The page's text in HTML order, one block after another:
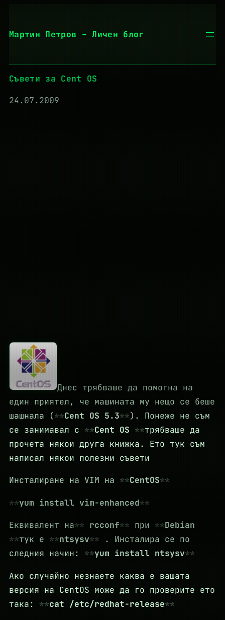
Мартин Петров – Личен блог
Съвети за Cent OS
24.07.2009
Днес трябваше да помогна на
един приятел, че машината му нещо се беше
шашнала (
Cent OS 5.3
). Понеже не съм
се занимавал с
Cent OS
трябваше да
прочета някои друга книжка. Ето тук съм
написал някои полезни съвети
Инсталиране на VIM на CentOS
yum install vim-enhanced
Еквивалент на rcconf при
Debian
тук е
ntsysv
. Инсталира се по
следния начин:
yum install ntsysv
Ако случайно незнаете каква е вашата
версия на CentOS може да го проверите ето
така:
cat /etc/redhat-release